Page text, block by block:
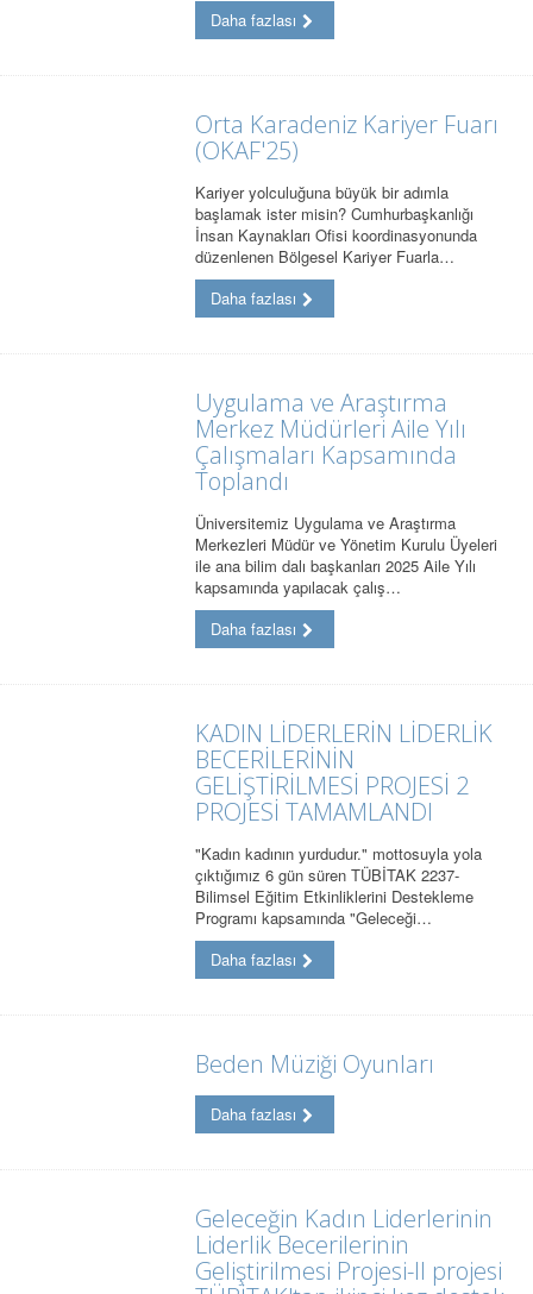
Daha fazlası
Orta Karadeniz Kariyer Fuarı
(OKAF'25)
Kariyer yolculuğuna büyük bir adımla
başlamak ister misin? Cumhurbaşkanlığı
İnsan Kaynakları Ofisi koordinasyonunda
düzenlenen Bölgesel Kariyer Fuarla…
Daha fazlası
Uygulama ve Araştırma
Merkez Müdürleri Aile Yılı
Çalışmaları Kapsamında
Toplandı
Üniversitemiz Uygulama ve Araştırma
Merkezleri Müdür ve Yönetim Kurulu Üyeleri
ile ana bilim dalı başkanları 2025 Aile Yılı
kapsamında yapılacak çalış…
Daha fazlası
KADIN LİDERLERİN LİDERLİK
BECERİLERİNİN
GELİŞTİRİLMESİ PROJESİ 2
PROJESİ TAMAMLANDI
"Kadın kadının yurdudur." mottosuyla yola
çıktığımız 6 gün süren TÜBİTAK 2237-
Bilimsel Eğitim Etkinliklerini Destekleme
Programı kapsamında "Geleceği…
Daha fazlası
Beden Müziği Oyunları
Daha fazlası
Geleceğin Kadın Liderlerinin
Liderlik Becerilerinin
Geliştirilmesi Projesi-II projesi